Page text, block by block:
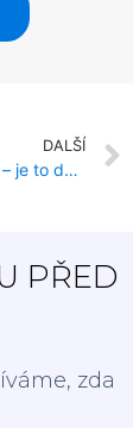
DALŠÍ
Faradayova klec – je to dobrá ochrana proti krádeži?
PŘED
zda